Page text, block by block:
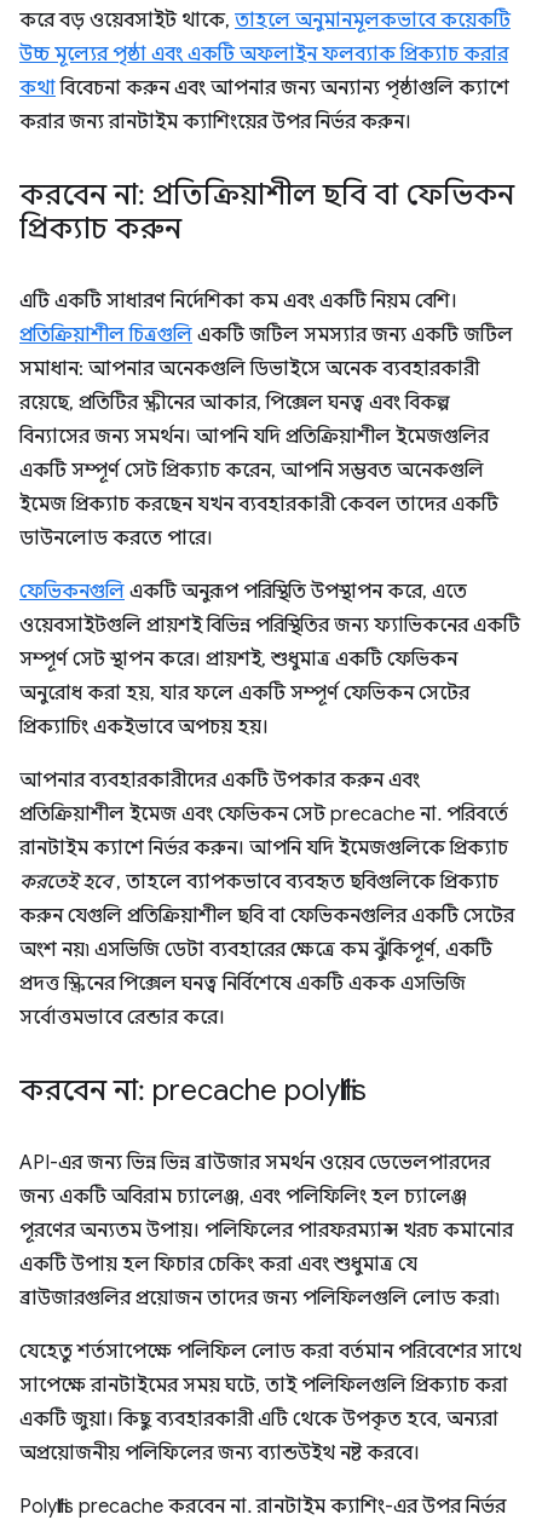
করে বড় ওয়েবসাইট থাকে, তাহলে অনুমানমূলকভাবে কয়েকটি
উচ্চ মূল্যের পৃষ্ঠা এবং একটি অফলাইন ফলব্যাক প্রিক্যাচ করার
কথাবিবেচনা করুন এবং আপনার জন্য অন্যান্য পৃষ্ঠাগুলি ক্যাশে
করার জন্য রানটাইম ক্যাশিংয়ের উপর নির্ভর করুন।
করবেন না: প্রতিক্রিয়াশীল ছবি বা ফেভিকন
প্রিক্যাচ করুন
এটি একটি সাধারণ নির্দেশিকা কম এবং একটি নিয়ম বেশি।
প্রতিক্রিয়াশীল চিত্রগুলি একটি জটিল সমস্যার জন্য একটি জটিল
সমাধান: আপনার অনেকগুলি ডিভাইসে অনেক ব্যবহারকারী
রয়েছে, প্রতিটির স্ক্রীনের আকার, পিক্সেল ঘনত্ব এবং বিকল্প
বিন্যাসের জন্য সমর্থন। আপনি যদি প্রতিক্রিয়াশীল ইমেজগুলির
একটি সম্পূর্ণ সেট প্রিক্যাচ করেন, আপনি সম্ভবত অনেকগুলি
ইমেজ প্রিক্যাচ করছেন যখন ব্যবহারকারী কেবল তাদের একটি
ডাউনলোড করতে পারে।
ফেভিকনগুলি একটি অনুরূপ পরিস্থিতি উপস্থাপন করে, এতে
ওয়েবসাইটগুলি প্রায়শই বিভিন্ন পরিস্থিতির জন্য ফ্যাভিকনের একটি
সম্পূর্ণ সেট স্থাপন করে। প্রায়শই, শুধুমাত্র একটি ফেভিকন
অনুরোধ করা হয়, যার ফলে একটি সম্পূর্ণ ফেভিকন সেটের
প্রিক্যাচিং একইভাবে অপচয় হয়।
আপনার ব্যবহারকারীদের একটি উপকার করুন এবং
প্রতিক্রিয়াশীল ইমেজ এবং ফেভিকন সেট precache না. পরিবর্তে
রানটাইম ক্যাশে নির্ভর করুন। আপনি যদি ইমেজগুলিকে প্রিক্যাচ
করতেই হবে, তাহলে ব্যাপকভাবে ব্যবহৃত ছবিগুলিকে প্রিক্যাচ
করুন যেগুলি প্রতিক্রিয়াশীল ছবি বা ফেভিকনগুলির একটি সেটের
অংশ নয়৷ এসভিজি ডেটা ব্যবহারের ক্ষেত্রে কম ঝুঁকিপূর্ণ, একটি
প্রদত্ত স্ক্রিনের পিক্সেল ঘনত্ব নির্বিশেষে একটি একক এসভিজি
সর্বোত্তমভাবে রেন্ডার করে।
করবেন না: precache polyfills
API-এর জন্য ভিন্ন ভিন্ন ব্রাউজার সমর্থন ওয়েব ডেভেলপারদের
জন্য একটি অবিরাম চ্যালেঞ্জ, এবং পলিফিলিং হল চ্যালেঞ্জ
পূরণের অন্যতম উপায়। পলিফিলের পারফরম্যান্স খরচ কমানোর
একটি উপায় হল ফিচার চেকিং করা এবং শুধুমাত্র যে
ব্রাউজারগুলির প্রয়োজন তাদের জন্য পলিফিলগুলি লোড করা৷
যেহেতু শর্তসাপেক্ষে পলিফিল লোড করা বর্তমান পরিবেশের সাথে
সাপেক্ষে রানটাইমের সময় ঘটে, তাই পলিফিলগুলি প্রিক্যাচ করা
একটি জুয়া। কিছু ব্যবহারকারী এটি থেকে উপকৃত হবে, অন্যরা
অপ্রয়োজনীয় পলিফিলের জন্য ব্যান্ডউইথ নষ্ট করবে।
Polyfills precache করবেন না. রানটাইম ক্যাশিং-এর উপর নির্ভর